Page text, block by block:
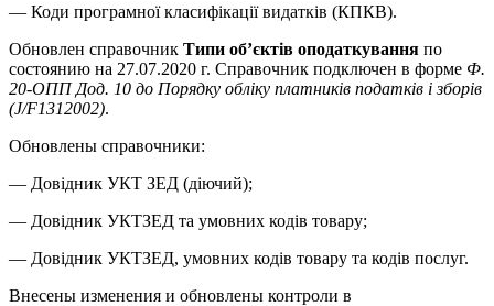
— Коди програмної класифікації видатків (КПКВ).
Обновлен справочник Типи об’єктів оподаткування по
состоянию на 27.07.2020 г. Справочник подключен в форме Ф.
20-ОПП Дод. 10 до Порядку обліку платників податків і зборів
(J/F1312002).
Обновлены справочники:
— Довідник УКТ ЗЕД (діючий);
— Довідник УКТЗЕД та умовних кодів товару;
— Довідник УКТЗЕД, умовних кодів товару та кодів послуг.
Внесены изменения и обновлены контроли в